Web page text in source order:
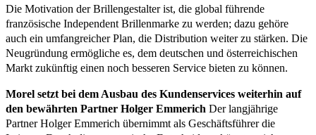
Die Motivation der Brillengestalter ist, die global führende
französische Independent Brillenmarke zu werden; dazu gehöre
auch ein umfangreicher Plan, die Distribution weiter zu stärken. Die
Neugründung ermögliche es, dem deutschen und österreichischen
Markt zukünftig einen noch besseren Service bieten zu können.
Morel setzt bei dem Ausbau des Kundenservices weiterhin auf
den bewährten Partner Holger Emmerich Der langjährige
Partner Holger Emmerich übernimmt als Geschäftsführer die